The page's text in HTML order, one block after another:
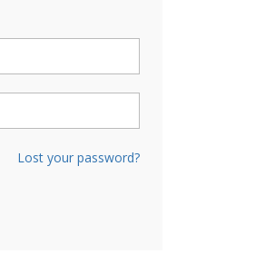
Lost your password?